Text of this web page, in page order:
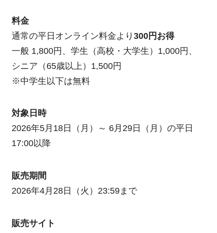
料金
通常の平日オンライン料金より 300円お得
一般 1,800円、学生（高校・大学生）1,000円、
シニア（65歳以上）1,500円
※中学生以下は無料
対象日時
2026年5月18日（月）～ 6月29日（月）の平日
17:00以降
販売期間
2026年4月28日（火）23:59まで
販売サイト